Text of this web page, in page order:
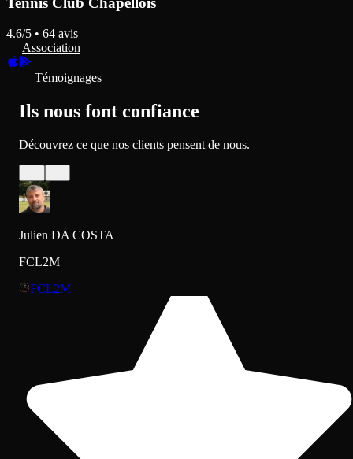
4.6/5 • 64 avis
Association
Témoignages
Ils nous font confiance
Découvrez ce que nos clients pensent de nous.
Julien DA COSTA
FCL2M
FCL2M